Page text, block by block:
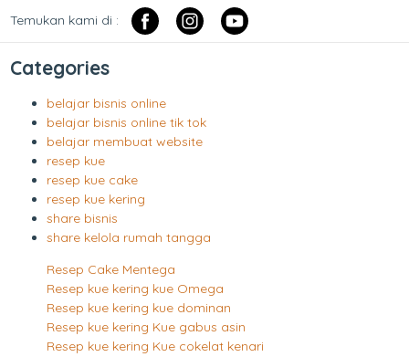
Temukan kami di :
Categories
belajar bisnis online
belajar bisnis online tik tok
belajar membuat website
resep kue
resep kue cake
resep kue kering
share bisnis
share kelola rumah tangga
Resep Cake Mentega
Resep kue kering kue Omega
Resep kue kering kue dominan
Resep kue kering Kue gabus asin
Resep kue kering Kue cokelat kenari